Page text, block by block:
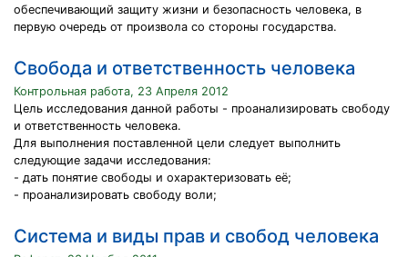
обеспечивающий защиту жизни и безопасность человека, в
первую очередь от произвола со стороны государства.
Свобода и ответственность человека
Контрольная работа, 23 Апреля 2012
Цель исследования данной работы - проанализировать свободу
и ответственность человека.
Для выполнения поставленной цели следует выполнить
следующие задачи исследования:
- дать понятие свободы и охарактеризовать её;
- проанализировать свободу воли;
Система и виды прав и свобод человека